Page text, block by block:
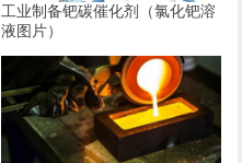
工业制备钯碳催化剂（氯化钯溶
液图片）